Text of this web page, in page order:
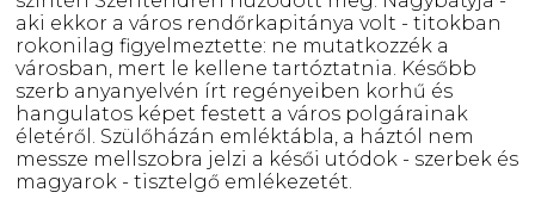
aki ekkor a város rendőrkapitánya volt - titokban
rokonilag figyelmeztette: ne mutatkozzék a
városban, mert le kellene tartóztatnia. Később
szerb anyanyelvén írt regényeiben korhű és
hangulatos képet festett a város polgárainak
életéről. Szülőházán emléktábla, a háztól nem
messze mellszobra jelzi a késői utódok - szerbek és
magyarok - tisztelgő emlékezetét.